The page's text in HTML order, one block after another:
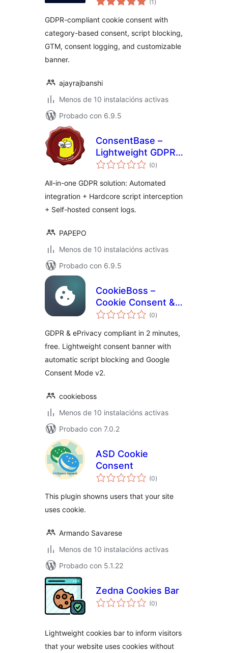
(1totais
)
GDPR-compliant cookie consent with
category-based consent, script blocking,
GTM, consent logging, and customizable
banner.
ajayrajbanshi
Menos de 10 instalacións activas
Probado con 6.9.5
ConsentBase –
Lightweight GDPR
Cookie Compliance
(0valoracións
totais
)
All-in-one GDPR solution: Automated
integration + Hardcore script interception
+ Self-hosted consent logs.
PAPEPO
Menos de 10 instalacións activas
Probado con 6.9.5
CookieBoss –
Cookie Consent &
GDPR Compliance
(0valoracións
totais
)
GDPR & ePrivacy compliant in 2 minutes,
free. Lightweight consent banner with
automatic script blocking and Google
Consent Mode v2.
cookieboss
Menos de 10 instalacións activas
Probado con 7.0.2
ASD Cookie
Consent
(0valoracións
totais
)
This plugin showns users that your site
uses cookie.
Armando Savarese
Menos de 10 instalacións activas
Probado con 5.1.22
Zedna Cookies Bar
(0valoracións
totais
)
Lightweight cookies bar to inform visitors
that your website uses cookies without